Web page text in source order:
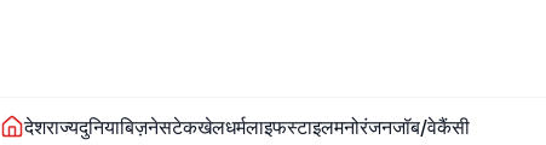
देशराज्यदुनियाबिज़नेसटेकखेलधर्मलाइफस्टाइलमनोरंजनजॉब/वेकैंसी